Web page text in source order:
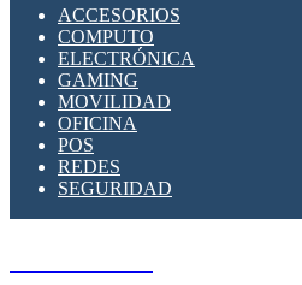
SUPRESOR DE
APLICACIONES
ACCESORIOS
COMPUTO
ELECTRÓNICA
GAMING
MOVILIDAD
OFICINA
POS
REDES
SEGURIDAD